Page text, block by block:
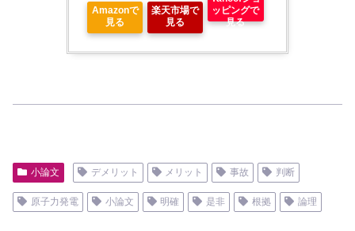
Amazonで
見る
楽天市場で
見る
ッピングで
見る
小論文 デメリット メリット 事故 判断
原子力発電 小論文 明確 是非 根拠 論理